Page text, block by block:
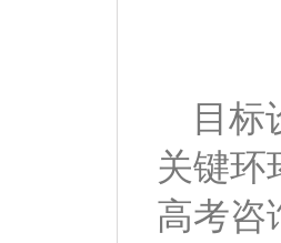
目
关键环
高考咨